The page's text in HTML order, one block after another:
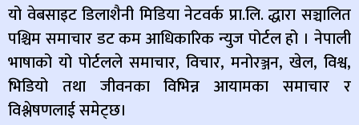
यो वेबसाइट डिलाशैनी मिडिया नेटवर्क प्रा.लि. द्धारा सञ्चालित
पश्चिम समाचार डट कम आधिकारिक न्युज पोर्टल हो । नेपाली
भाषाको यो पोर्टलले समाचार, विचार, मनोरञ्जन, खेल, विश्व,
भिडियो तथा जीवनका विभिन्न आयामका समाचार र
विश्लेषणलाई समेट्छ।